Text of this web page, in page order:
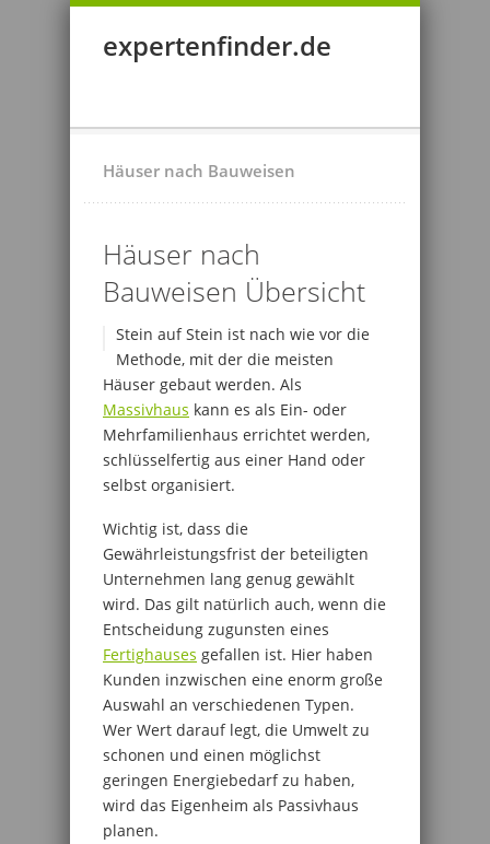
expertenfinder.de
Häuser nach Bauweisen
Häuser nach
Bauweisen Übersicht
Stein auf Stein ist nach wie vor die
Methode, mit der die meisten
Häuser gebaut werden. Als
Massivhaus kann es als Ein- oder
Mehrfamilienhaus errichtet werden,
schlüsselfertig aus einer Hand oder
selbst organisiert.
Wichtig ist, dass die
Gewährleistungsfrist der beteiligten
Unternehmen lang genug gewählt
wird. Das gilt natürlich auch, wenn die
Entscheidung zugunsten eines
Fertighauses gefallen ist. Hier haben
Kunden inzwischen eine enorm große
Auswahl an verschiedenen Typen.
Wer Wert darauf legt, die Umwelt zu
schonen und einen möglichst
geringen Energiebedarf zu haben,
wird das Eigenheim als Passivhaus
planen.